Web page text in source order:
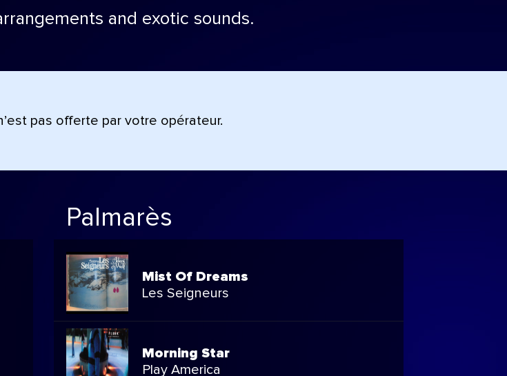
and exotic sounds.
pas offerte par votre opérateur.
Palmarès
Mist Of Dreams
Les Seigneurs
Morning Star
Play America